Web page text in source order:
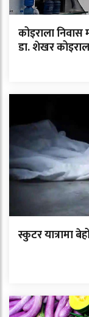
कोइराला निवास
डा. शेखर
स्कुटर यात्रामा